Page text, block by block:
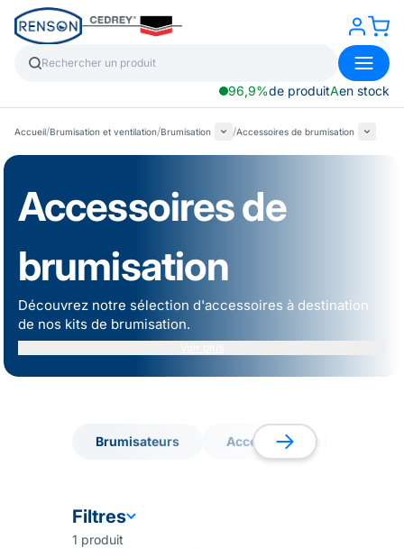
96,9%de produitAen stock
Accueil/Brumisation et ventilation/Brumisation /Accessoires de brumisation
Accessoires de
brumisation
Découvrez notre sélection d'accessoires à destination
de nos kits de brumisation.
Brumisateurs
Accessoires de brumisation
Accessoires de brumisation
Filtres
1 produit